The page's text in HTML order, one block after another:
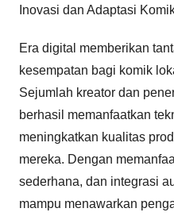
Inovasi dan Adaptasi
Era digital memberikan
kesempatan bagi komik
Sejumlah kreator dan
berhasil memanfaatkan
meningkatkan kualitas
mereka. Dengan
sederhana, dan integrasi
mampu menawarkan